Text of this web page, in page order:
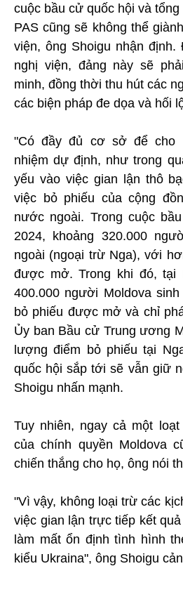
cuộc bầu cử quốc hội và
PAS cũng sẽ không thể
viện, ông Shoigu nhận
nghị viện, đảng này sẽ
minh, đồng thời thu hút các
các biện pháp đe dọa và hối
"Có đầy đủ cơ sở để cho
nhiệm dự định, như trong
yếu vào việc gian lận thô
việc bỏ phiếu của cộng
nước ngoài. Trong cuộc
2024, khoảng 320.000
ngoài (ngoại trừ Nga), với
được mở. Trong khi đó, tại
400.000 người Moldova
bỏ phiếu được mở và chỉ
Ủy ban Bầu cử Trung ương
lượng điểm bỏ phiếu tại
quốc hội sắp tới sẽ vẫn giữ
Shoigu nhấn mạnh.
Tuy nhiên, ngay cả một
của chính quyền Moldova
chiến thắng cho họ, ông nói
"Vì vậy, không loại trừ các
việc gian lận trực tiếp kết
làm mất ổn định tình hình
kiểu Ukraina", ông Shoigu